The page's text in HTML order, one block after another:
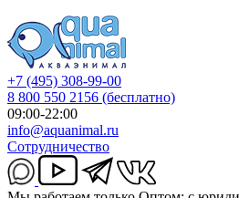
+7 (495) 308-99-00
8 800 550 2156 (бесплатно)
09:00-22:00
info@aquanimal.ru
Сотрудничество